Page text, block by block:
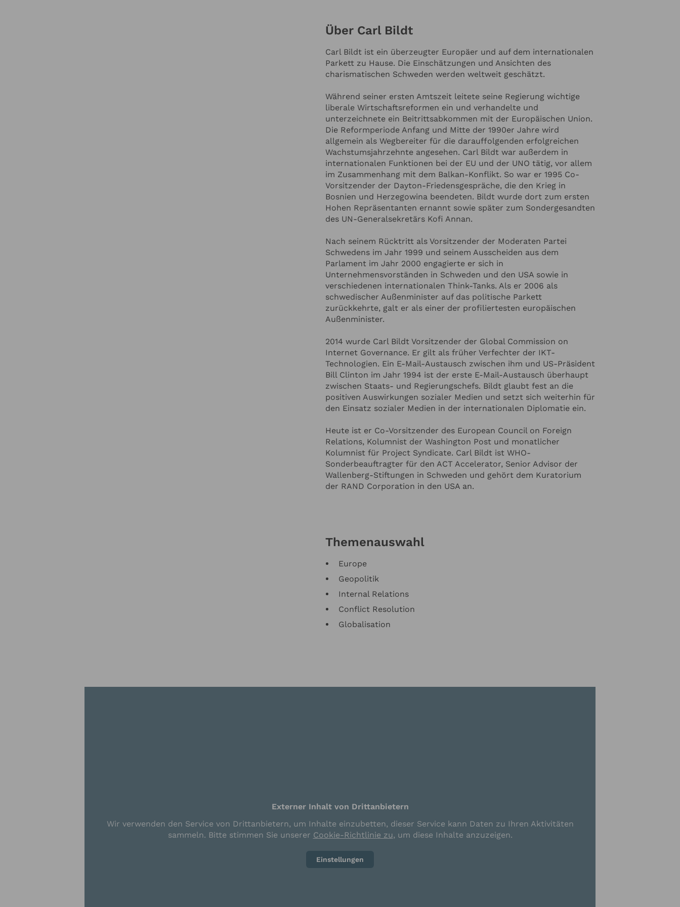
überhaupt zwischen Staats- und Regierungschefs. Bildt glaubt fest
weiterhin für den Einsatz sozialer Medien in der internationalen
Diplomatie ein. Heute ist er Co-Vorsitzender des European Council
on Foreign Relations, Kolumnist der Washington Post und
Sonderbeauftragter für den ACT Accelerator, Senior Advisor der
Wallenberg-Stiftungen in Schweden und gehört dem Kuratorium
der RAND Corporation in den USA an.
Über Carl Bildt
Carl Bildt ist ein überzeugter Europäer und auf dem internationalen
Parkett zu Hause. Die Einschätzungen und Ansichten des
charismatischen Schweden werden weltweit geschätzt.
Während seiner ersten Amtszeit leitete seine Regierung wichtige
liberale Wirtschaftsreformen ein und verhandelte und
unterzeichnete ein Beitrittsabkommen mit der Europäischen Union.
Die Reformperiode Anfang und Mitte der 1990er Jahre wird
allgemein als Wegbereiter für die darauffolgenden erfolgreichen
Wachstumsjahrzehnte angesehen. Carl Bildt war außerdem in
internationalen Funktionen bei der EU und der UNO tätig, vor allem
im Zusammenhang mit dem Balkan-Konflikt. So war er 1995 Co-
Vorsitzender der Dayton-Friedensgespräche, die den Krieg in
Bosnien und Herzegowina beendeten. Bildt wurde dort zum ersten
Hohen Repräsentanten ernannt sowie später zum Sondergesandten
des UN-Generalsekretärs Kofi Annan.
Nach seinem Rücktritt als Vorsitzender der Moderaten Partei
Schwedens im Jahr 1999 und seinem Ausscheiden aus dem
Parlament im Jahr 2000 engagierte er sich in
Unternehmensvorständen in Schweden und den USA sowie in
verschiedenen internationalen Think-Tanks. Als er 2006 als
schwedischer Außenminister auf das politische Parkett
zurückkehrte, galt er als einer der profiliertesten europäischen
Außenminister.
2014 wurde Carl Bildt Vorsitzender der Global Commission on
Internet Governance. Er gilt als früher Verfechter der IKT-
Technologien. Ein E-Mail-Austausch zwischen ihm und US-Präsident
Bill Clinton im Jahr 1994 ist der erste E-Mail-Austausch überhaupt
zwischen Staats- und Regierungschefs. Bildt glaubt fest an die
positiven Auswirkungen sozialer Medien und setzt sich weiterhin für
den Einsatz sozialer Medien in der internationalen Diplomatie ein.
Heute ist er Co-Vorsitzender des European Council on Foreign
Relations, Kolumnist der Washington Post und monatlicher
Kolumnist für Project Syndicate. Carl Bildt ist WHO-
Sonderbeauftragter für den ACT Accelerator, Senior Advisor der
Wallenberg-Stiftungen in Schweden und gehört dem Kuratorium
der RAND Corporation in den USA an.
Themenauswahl
Europe
Geopolitik
Internal Relations
Conflict Resolution
Globalisation
Externer Inhalt von Drittanbietern
Wir verwenden den Service von Drittanbietern, um Inhalte einzubetten, dieser Service kann Daten zu Ihren Aktivitäten
sammeln. Bitte stimmen Sie unserer Cookie-Richtlinie zu, um diese Inhalte anzuzeigen.
Einstellungen
Carl Bildt
Online Anfrage
Ihre E-Mail-Adresse*
Ihr Unternehmen
Redner-Budget
Zu welchem Thema soll der Redner sprechen?
Hinzufügen
zur Kenntnis genommen. Ich stimme zu, dass meine Angaben zur
Kontaktaufnahme und für Rückfragen dauerhaft gespeichert werden.*
Ich möchte in regelmässigen Abständen mit dem LSB Newsletter über Neuigkeiten informiert werden